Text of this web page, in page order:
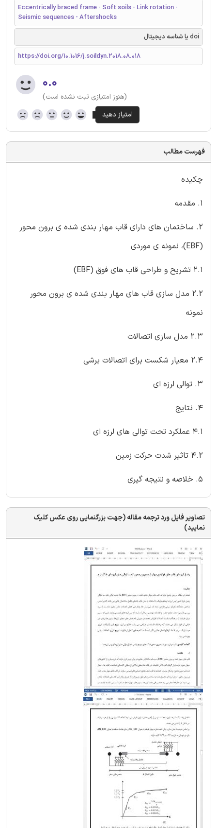
Eccentrically braced frame - Soft soils - Link rotation -
Seismic sequences - Aftershocks
doi یا شناسه دیجیتال
https://doi.org/10.1016/j.soildyn.2018.08.018
۰.۰
(هنوز امتیازی ثبت نشده است)
فهرست مطالب
چکیده
1. مقدمه
2. ساختمان های دارای قاب مهار بندی شده ی برون محور
(EBF)، نمونه ی موردی
2.1 تشریح و طراحی قاب های فوق (EBF)
2.2 مدل سازی قاب های مهار بندی شده ی برون محور
نمونه
2.3 مدل سازی اتصالات
2.4 معیار شکست برای اتصالات برشی
3. توالی لرزه ای
4. نتایج
4.1 عملکرد تحت توالی های لرزه ای
4.2 تاثیر شدت حرکت زمین
5. خلاصه و نتیجه گیری
تصاویر فایل ورد ترجمه مقاله (جهت بزرگنمایی روی عکس کلیک
نمایید)